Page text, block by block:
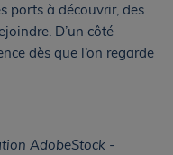
ports à découvrir, des
D’un côté
dès que l’on regarde
AdobeStock -